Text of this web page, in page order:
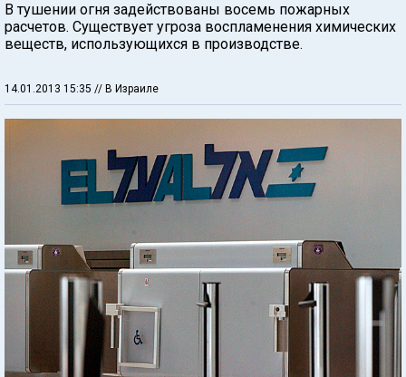
В тушении огня задействованы восемь пожарных
расчетов. Существует угроза воспламенения химических
веществ, использующихся в производстве.
14.01.2013 15:35 // В Израиле